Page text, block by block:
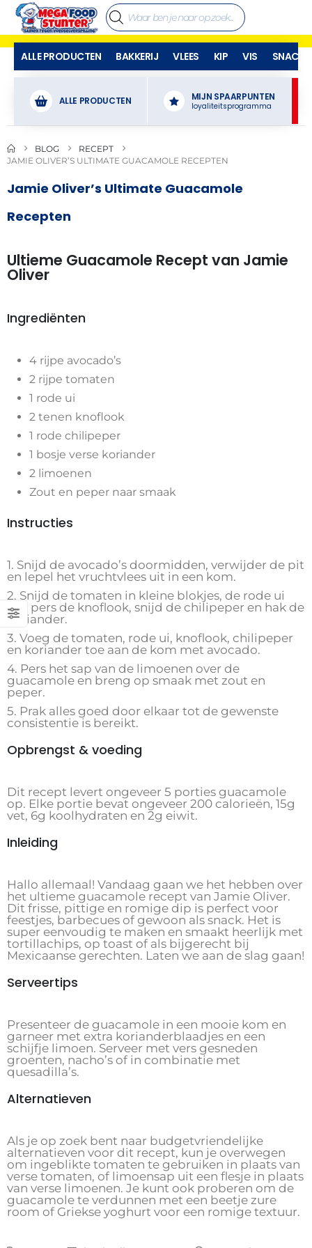
ALLE PRODUCTEN BAKKERIJ VLEES KIP VIS SNACKS
ALLE PRODUCTEN MIJN SPAARPUNTEN
loyaliteitsprogramma
BLOG
RECEPT
JAMIE OLIVER’S ULTIMATE GUACAMOLE RECEPTEN
Jamie Oliver’s Ultimate Guacamole
Recepten
Ultieme Guacamole Recept van Jamie
Oliver
Ingrediënten
4 rijpe avocado’s
2 rijpe tomaten
1 rode ui
2 tenen knoflook
1 rode chilipeper
1 bosje verse koriander
2 limoenen
Zout en peper naar smaak
Instructies
1. Snijd de avocado’s doormidden, verwijder de pit
en lepel het vruchtvlees uit in een kom.
2. Snijd de tomaten in kleine blokjes, de rode ui
fijn, pers de knoflook, snijd de chilipeper en hak de
koriander.
3. Voeg de tomaten, rode ui, knoflook, chilipeper
en koriander toe aan de kom met avocado.
4. Pers het sap van de limoenen over de
guacamole en breng op smaak met zout en
peper.
5. Prak alles goed door elkaar tot de gewenste
consistentie is bereikt.
Opbrengst & voeding
Dit recept levert ongeveer 5 porties guacamole
op. Elke portie bevat ongeveer 200 calorieën, 15g
vet, 6g koolhydraten en 2g eiwit.
Inleiding
Hallo allemaal! Vandaag gaan we het hebben over
het ultieme guacamole recept van Jamie Oliver.
Dit frisse, pittige en romige dip is perfect voor
feestjes, barbecues of gewoon als snack. Het is
super eenvoudig te maken en smaakt heerlijk met
tortillachips, op toast of als bijgerecht bij
Mexicaanse gerechten. Laten we aan de slag gaan!
Serveertips
Presenteer de guacamole in een mooie kom en
garneer met extra korianderblaadjes en een
schijfje limoen. Serveer met vers gesneden
groenten, nacho’s of in combinatie met
quesadilla’s.
Alternatieven
Als je op zoek bent naar budgetvriendelijke
alternatieven voor dit recept, kun je overwegen
om ingeblikte tomaten te gebruiken in plaats van
verse tomaten, of limoensap uit een flesje in plaats
van verse limoenen. Je kunt ook proberen om de
guacamole te verdunnen met een beetje zure
room of Griekse yoghurt voor een romige textuur.